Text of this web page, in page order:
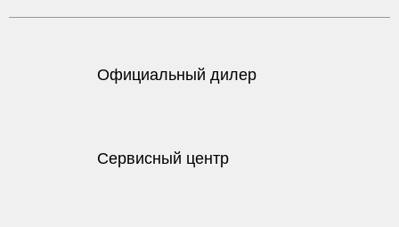
Официальный дилер
Сервисный центр